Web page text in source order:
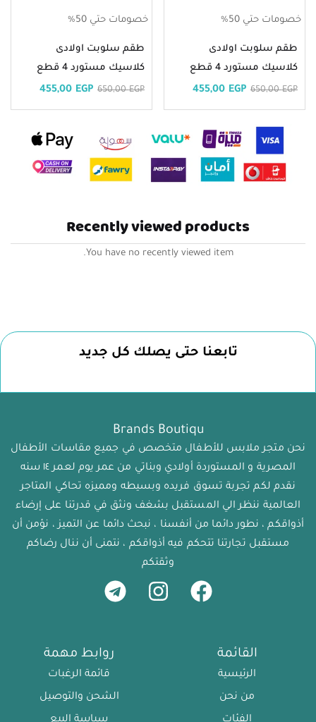
خصومات حتي 50%
طقم سلوبت اولادى
كلاسيك مستورد 4 قطع
650,00EGP
455,00 EGP
خصومات حتي 50%
طقم سلوبت اولادى
كلاسيك مستورد 4 قطع
650,00EGP
455,00 EGP
Recently viewed products
You have no recently viewed item.
تابعنا حتى يصلك كل جديد
Brands Boutiqu
نحن متجر ملابس للأطفال متخصص في جميع مقاسات الأطفال
المصرية و المستوردة أولادي وبناتي من عمر يوم لعمر ١٤ سنه
نقدم لكم تجربة تسوق فريده وبسيطه ومميزه تحاكي المتاجر
العالمية ننظر الي المستقبل بشغف ونثق في قدرتنا على إرضاء
أذواقكم ، نطور دائما من أنفسنا ، نبحث دائما عن التميز ، نؤمن أن
مستقبل تجارتنا تتحكم فيه أذواقكم ، نتمنى أن ننال رضاكم
وثقتكم
القائمة
الرئيسية
من نحن
روابط مهمة
قائمة الرغبات
الشحن والتوصيل